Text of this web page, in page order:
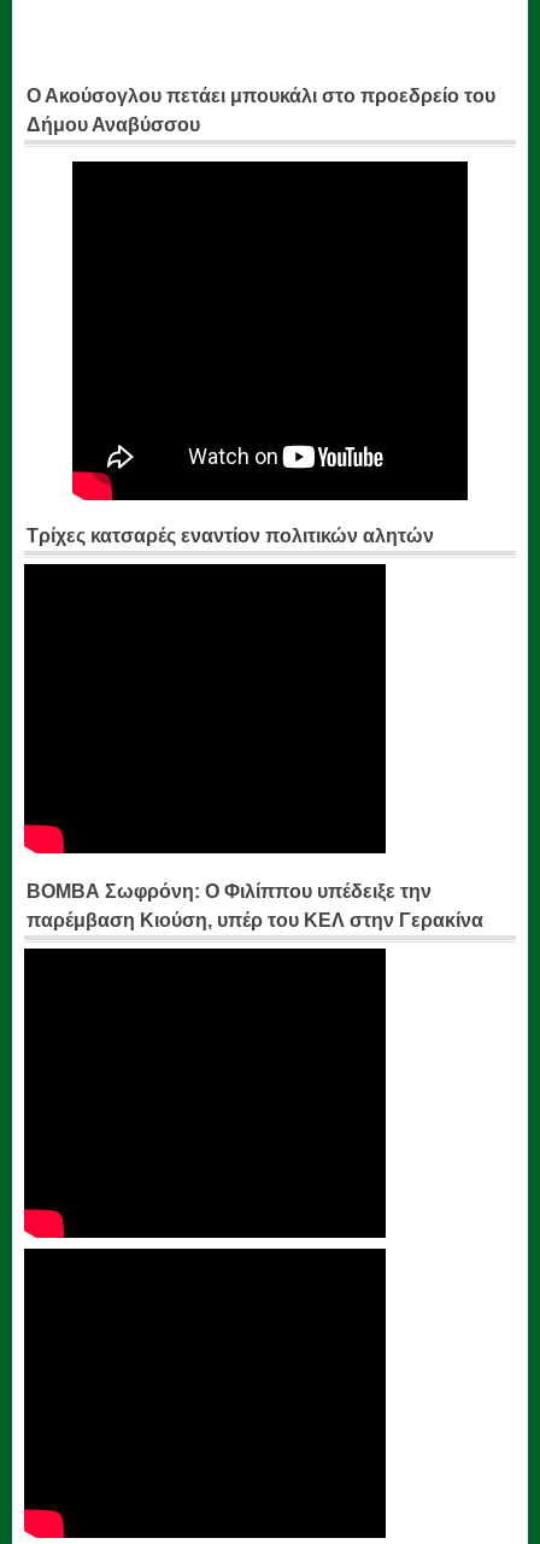
Ο Ακούσογλου πετάει μπουκάλι στο προεδρείο του
Δήμου Αναβύσσου
Τρίχες κατσαρές εναντίον πολιτικών αλητών
ΒΟΜΒΑ Σωφρόνη: Ο Φιλίππου υπέδειξε την
παρέμβαση Κιούση, υπέρ του ΚΕΛ στην Γερακίνα